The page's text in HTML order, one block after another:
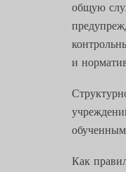
общую
и
Как